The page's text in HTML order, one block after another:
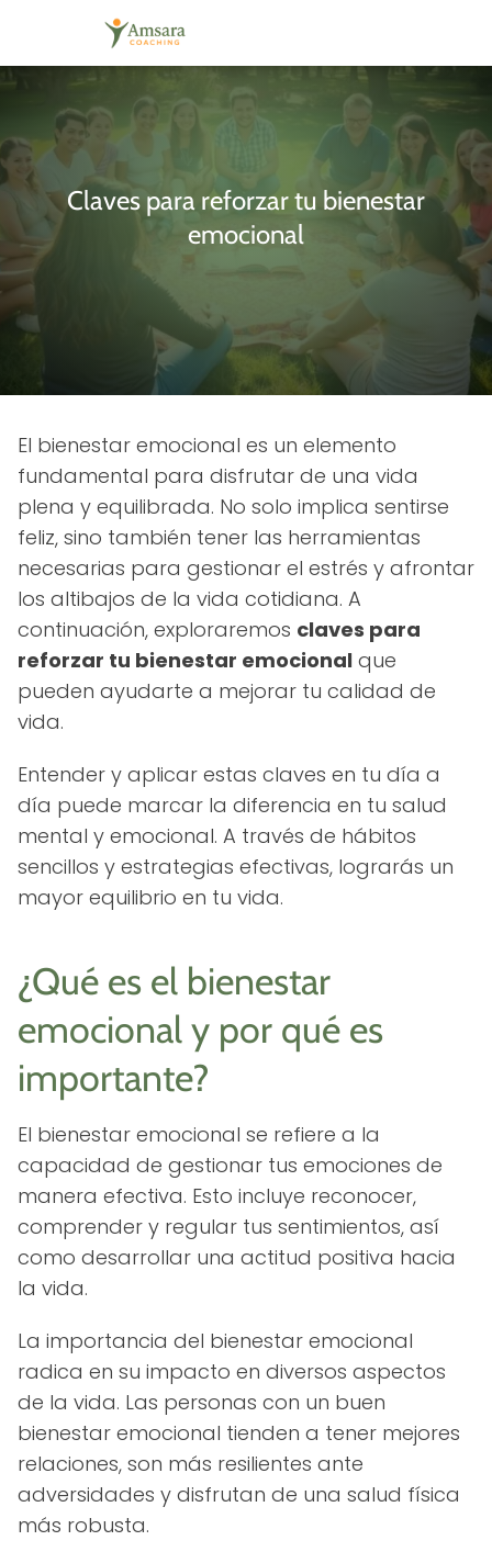
Claves para reforzar tu bienestar
emocional
El bienestar emocional es un elemento
fundamental para disfrutar de una vida
plena y equilibrada. No solo implica sentirse
feliz, sino también tener las herramientas
necesarias para gestionar el estrés y afrontar
los altibajos de la vida cotidiana. A
continuación, exploraremos claves para
reforzar tu bienestar emocional que
pueden ayudarte a mejorar tu calidad de
vida.
Entender y aplicar estas claves en tu día a
día puede marcar la diferencia en tu salud
mental y emocional. A través de hábitos
sencillos y estrategias efectivas, lograrás un
mayor equilibrio en tu vida.
¿Qué es el bienestar
emocional y por qué es
importante?
El bienestar emocional se refiere a la
capacidad de gestionar tus emociones de
manera efectiva. Esto incluye reconocer,
comprender y regular tus sentimientos, así
como desarrollar una actitud positiva hacia
la vida.
La importancia del bienestar emocional
radica en su impacto en diversos aspectos
de la vida. Las personas con un buen
bienestar emocional tienden a tener mejores
relaciones, son más resilientes ante
adversidades y disfrutan de una salud física
más robusta.